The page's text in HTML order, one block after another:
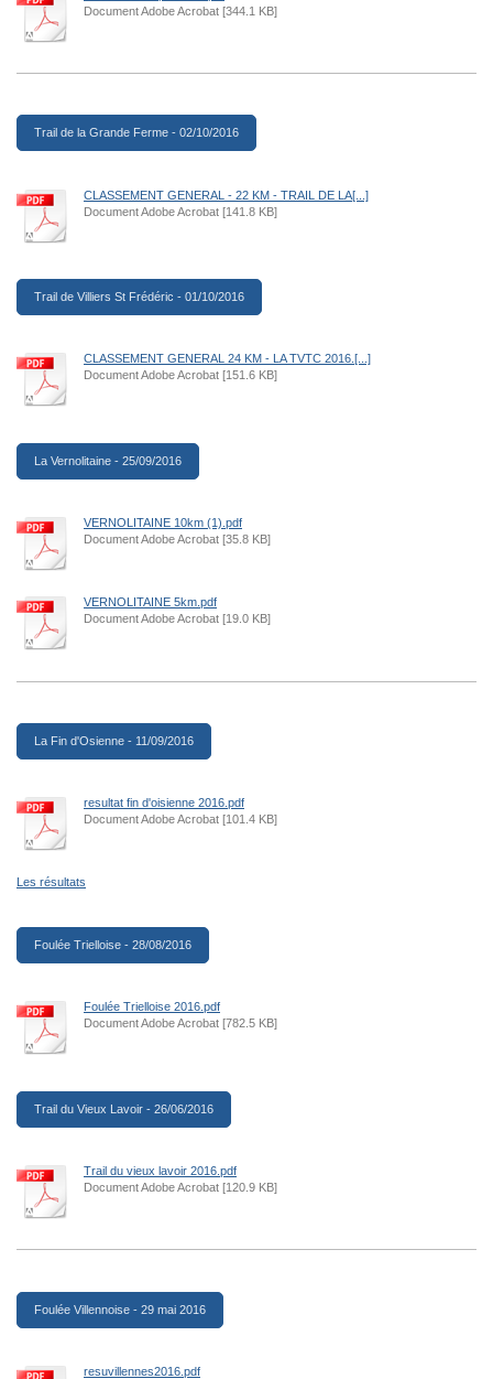
Document Adobe Acrobat [344.1 KB]
Trail de la Grande Ferme - 02/10/2016
CLASSEMENT GENERAL - 22 KM - TRAIL DE LA[...]
Document Adobe Acrobat [141.8 KB]
Trail de Villiers St Frédéric - 01/10/2016
CLASSEMENT GENERAL 24 KM - LA TVTC 2016.[...]
Document Adobe Acrobat [151.6 KB]
La Vernolitaine - 25/09/2016
VERNOLITAINE 10km (1).pdf
Document Adobe Acrobat [35.8 KB]
VERNOLITAINE 5km.pdf
Document Adobe Acrobat [19.0 KB]
La Fin d'Osienne - 11/09/2016
resultat fin d'oisienne 2016.pdf
Document Adobe Acrobat [101.4 KB]
Les résultats
Foulée Trielloise - 28/08/2016
Foulée Trielloise 2016.pdf
Document Adobe Acrobat [782.5 KB]
Trail du Vieux Lavoir - 26/06/2016
Trail du vieux lavoir 2016.pdf
Document Adobe Acrobat [120.9 KB]
Foulée Villennoise - 29 mai 2016
resuvillennes2016.pdf